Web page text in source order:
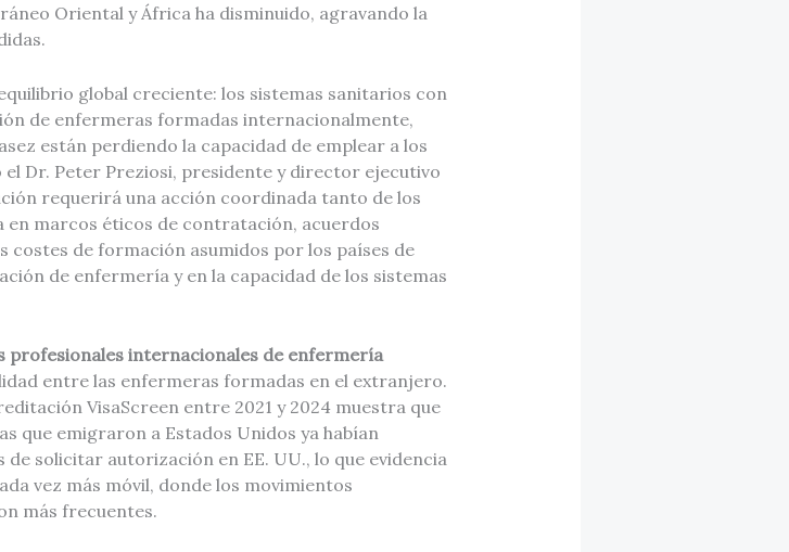
Oriental y África ha disminuido, agravando la
global creciente: los sistemas sanitarios con
de enfermeras formadas internacionalmente,
están perdiendo la capacidad de emplear a los
Dr. Peter Preziosi, presidente y director ejecutivo
requerirá una acción coordinada tanto de los
en marcos éticos de contratación, acuerdos
costes de formación asumidos por los países de
de enfermería y en la capacidad de los sistemas
internacionales de enfermería
entre las enfermeras formadas en el extranjero.
VisaScreen entre 2021 y 2024 muestra que
que emigraron a Estados Unidos ya habían
solicitar autorización en EE. UU., lo que evidencia
vez más móvil, donde los movimientos
más frecuentes.